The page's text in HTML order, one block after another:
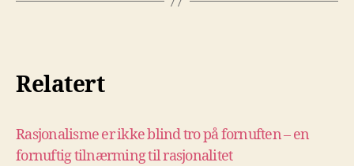
Relatert
Rasjonalisme er ikke blind tro på fornuften – en
fornuftig tilnærming til rasjonalitet